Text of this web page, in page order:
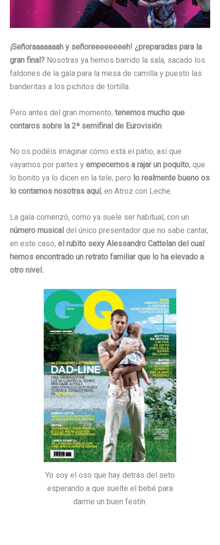
¡Señoraaaaaaah y señoreeeeeeeeh! ¿preparadas para la
gran final? Nosotras ya hemos barrido la sala, sacado los
faldones de la gala para la mesa de camilla y puesto las
banderitas a los pichitos de tortilla.
Pero antes del gran momento, tenemos mucho que
contaros sobre la 2ª semifinal de Eurovisión
No os podéis imaginar cómo está el patio, así que
vayamos por partes y empecemos a rajar un poquito, que
lo bonito ya lo dicen en la tele, pero lo realmente bueno os
lo contamos nosotras aquí, en Atroz con Leche.
La gala comenzó, como ya suele ser habitual, con un
número musical del único presentador que no sabe cantar,
en este caso, el rubito sexy Alessandro Cattelan del cual
hemos encontrado un retrato familiar que lo ha elevado a
otro nivel.
Yo soy el oso que hay detrás del seto
esperando a que suelte el bebé para
darme un buen festín.